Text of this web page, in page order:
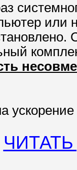
или